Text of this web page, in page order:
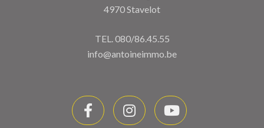
4970 Stavelot
TEL.080/86.45.55
info@antoineimmo.be